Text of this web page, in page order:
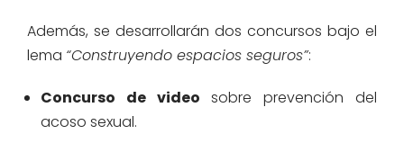
Además, se desarrollarán dos concursos bajo el
lema “Construyendo espacios seguros”:
Concurso de video sobre prevención del
acoso sexual.